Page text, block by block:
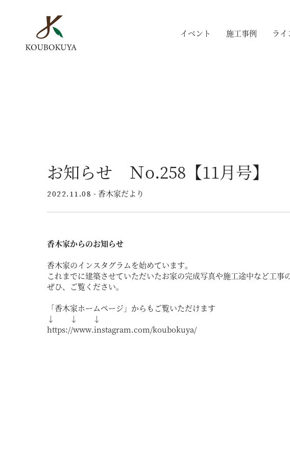
イベント 施工事例 ラ
お知らせ Ｎo.258【11月号】
2022.11.08 - 香木家だより
香木家からのお知らせ
香木家のインスタグラムを始めています。
これまでに建築させていただいたお家の完成写真や施工途中など工事
ぜひ、ご覧ください。
「香木家ホームページ」からもご覧いただけます
↓ ↓ ↓
https://www.instagram.com/koubokuya/